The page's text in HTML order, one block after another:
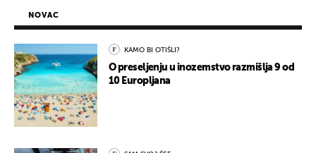
NOVAC
KAMO BI OTIŠLI?
O preseljenju u inozemstvo razmišlja 9 od
10 Europljana